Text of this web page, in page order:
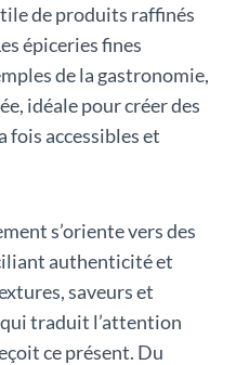
de produits raffinés
épiceries fines
de la gastronomie,
idéale pour créer des
fois accessibles et
s’oriente vers des
authenticité et
saveurs et
traduit l’attention
ce présent. Du